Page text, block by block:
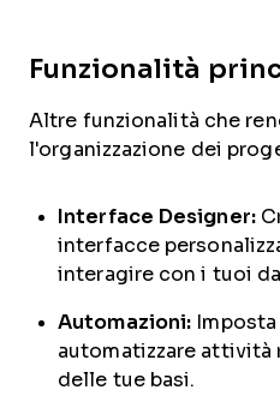
Funzionalità
Altre funzionalità che
l'organizzazione dei
Interface Designer:
interfacce
interagire con i tuoi
Automazioni:
automatizzare
delle tue basi.